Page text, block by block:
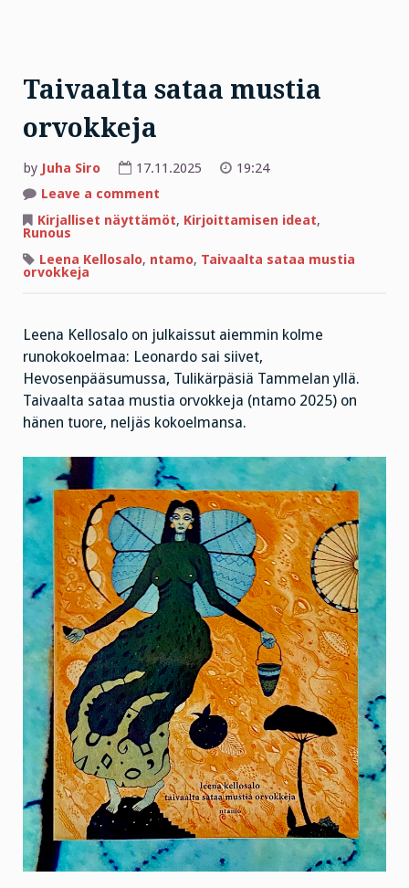
Taivaalta sataa mustia
orvokkeja
by Juha Siro 17.11.2025
19:24
Leave a comment
sataa
mustia
Kirjalliset näyttämöt, Kirjoittamisen ideat,
Runous
Leena Kellosalo, ntamo, Taivaalta sataa mustia
orvokkeja
Leena Kellosalo on julkaissut aiemmin kolme
runokokoelmaa: Leonardo sai siivet,
Hevosenpääsumussa, Tulikärpäsiä Tammelan yllä.
Taivaalta sataa mustia orvokkeja (ntamo 2025) on
hänen tuore, neljäs kokoelmansa.